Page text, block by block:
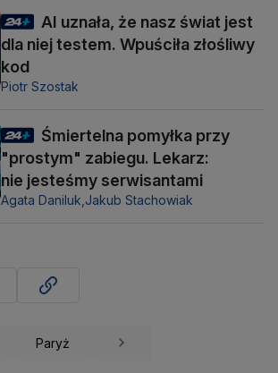
AI uznała, że nasz świat jest
dla niej testem. Wpuściła złośliwy
kod
Piotr Szostak
Śmiertelna pomyłka przy
"prostym" zabiegu. Lekarz:
nie jesteśmy serwisantami
Agata Daniluk, Jakub Stachowiak
Paryż